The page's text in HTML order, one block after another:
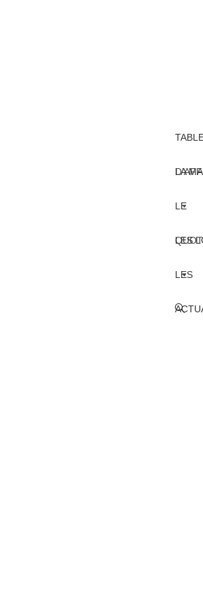
LA
LE
LES
LES
Toggle